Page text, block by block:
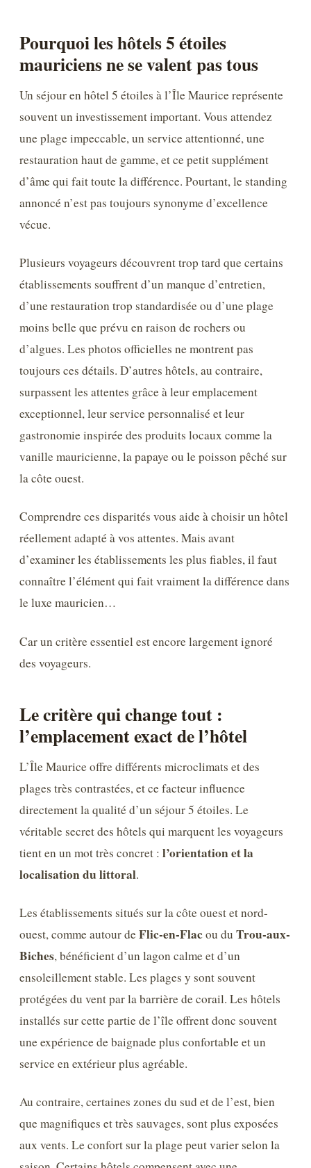
Pourquoi les hôtels 5 étoiles
mauriciens ne se valent pas tous
Un séjour en hôtel 5 étoiles à l’Île Maurice représente
souvent un investissement important. Vous attendez
une plage impeccable, un service attentionné, une
restauration haut de gamme, et ce petit supplément
d’âme qui fait toute la différence. Pourtant, le standing
annoncé n’est pas toujours synonyme d’excellence
vécue.
Plusieurs voyageurs découvrent trop tard que certains
établissements souffrent d’un manque d’entretien,
d’une restauration trop standardisée ou d’une plage
moins belle que prévu en raison de rochers ou
d’algues. Les photos officielles ne montrent pas
toujours ces détails. D’autres hôtels, au contraire,
surpassent les attentes grâce à leur emplacement
exceptionnel, leur service personnalisé et leur
gastronomie inspirée des produits locaux comme la
vanille mauricienne, la papaye ou le poisson pêché sur
la côte ouest.
Comprendre ces disparités vous aide à choisir un hôtel
réellement adapté à vos attentes. Mais avant
d’examiner les établissements les plus fiables, il faut
connaître l’élément qui fait vraiment la différence dans
le luxe mauricien…
Car un critère essentiel est encore largement ignoré
des voyageurs.
Le critère qui change tout :
l’emplacement exact de l’hôtel
L’Île Maurice offre différents microclimats et des
plages très contrastées, et ce facteur influence
directement la qualité d’un séjour 5 étoiles. Le
véritable secret des hôtels qui marquent les voyageurs
tient en un mot très concret : l’orientation et la
localisation du littoral.
Les établissements situés sur la côte ouest et nord-
ouest, comme autour de Flic-en-Flacou du Trou-aux-
Biches, bénéficient d’un lagon calme et d’un
ensoleillement stable. Les plages y sont souvent
protégées du vent par la barrière de corail. Les hôtels
installés sur cette partie de l’île offrent donc souvent
une expérience de baignade plus confortable et un
service en extérieur plus agréable.
Au contraire, certaines zones du sud et de l’est, bien
que magnifiques et très sauvages, sont plus exposées
aux vents. Le confort sur la plage peut varier selon la